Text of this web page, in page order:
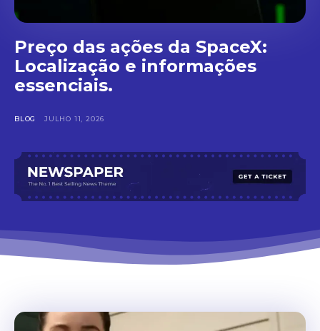
Preço das ações da SpaceX:
Localização e informações
essenciais.
BLOG JULHO 11, 2026